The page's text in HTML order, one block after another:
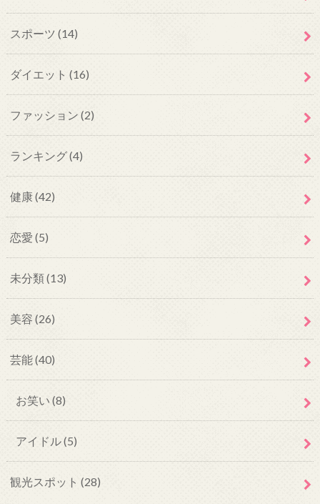
スポーツ (14)
ダイエット (16)
ファッション (2)
ランキング(4)
健康(42)
恋愛 (5)
未分類(13)
美容 (26)
芸能(40)
お笑い (8)
アイドル(5)
観光スポット (28)